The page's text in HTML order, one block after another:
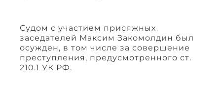
Судом с участием присяжных
заседателей Максим Закомолдин был
осужден, в том числе за совершение
преступления, предусмотренного ст.
210.1 УК РФ.